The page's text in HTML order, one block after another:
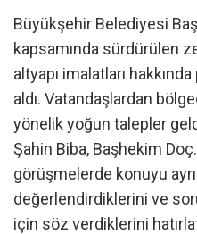
Büyükşehir Belediyesi
kapsamında sürdürülen
altyapı imalatları
aldı. Vatandaşlardan
yönelik yoğun talepler
Şahin Biba, Başhekim
görüşmelerde konuyu
değerlendirdiklerini ve
için söz verdiklerini